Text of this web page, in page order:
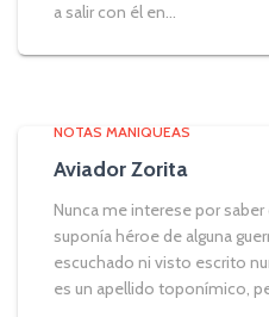
a salir con él en...
NOTAS MANIQUEAS
Aviador Zorita
Nunca me interese por
suponía héroe de alguna
escuchado ni visto escrito
es un apellido toponímico,